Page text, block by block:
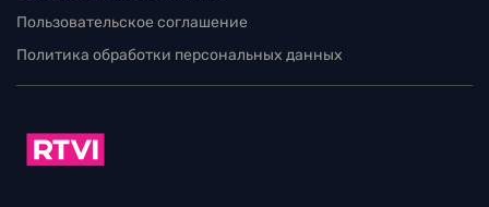
Пользовательское соглашение
Политика обработки персональных данных